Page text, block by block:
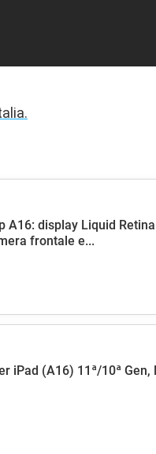
A16: display Liquid
frontale e...
iPad (A16) 11ª/10ª Gen,